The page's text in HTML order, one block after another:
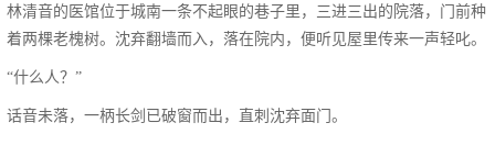
林清音的医馆位于城南一条不起眼的巷子里，三进三出的院落，门前种
着两棵老槐树。沈弃翻墙而入，落在院内，便听见屋里传来一声轻叱。
“什么人？”
话音未落，一柄长剑已破窗而出，直刺沈弃面门。